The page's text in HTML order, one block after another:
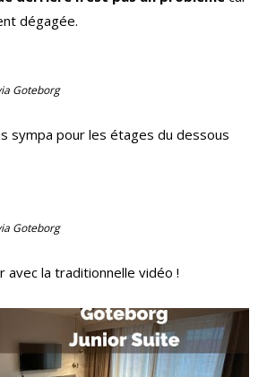
dégagée.
Goteborg
sympa pour les étages du dessous
Goteborg
avec la traditionnelle vidéo !